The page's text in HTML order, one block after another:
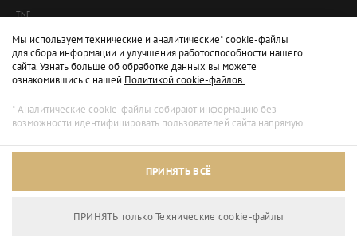
TNF
Мы используем технические и аналитические* cookie-файлы
для сбора информации и улучшения работоспособности нашего
сайта. Узнать больше об обработке данных вы можете
ознакомившись с нашей Политикой cookie-файлов.
* Аналитические cookie-файлы собирают информацию без
возможности идентифицировать пользователей сайта напрямую.
ПРИНЯТЬ ВСЁ
ПРИНЯТЬ только Технические сookie-файлы